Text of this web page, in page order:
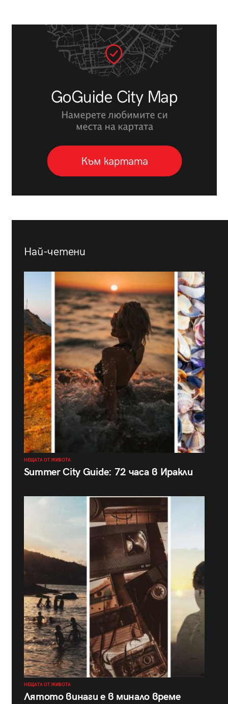
Най-четени
НЕЩАТА ОТ ЖИВОТА
Summer City Guide: 72 часа в Иракли
НЕЩАТА ОТ ЖИВОТА
Лятото винаги е в минало време